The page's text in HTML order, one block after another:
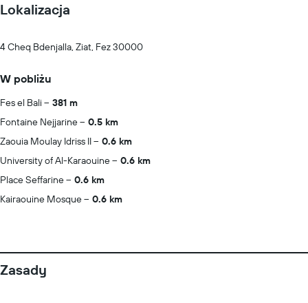
Lokalizacja
4 Cheq Bdenjalla, Ziat, Fez 30000
W pobliżu
Fes el Bali
381 m
Fontaine Nejjarine
0.5 km
Zaouia Moulay Idriss II
0.6 km
University of Al-Karaouine
0.6 km
Place Seffarine
0.6 km
Kairaouine Mosque
0.6 km
Zasady